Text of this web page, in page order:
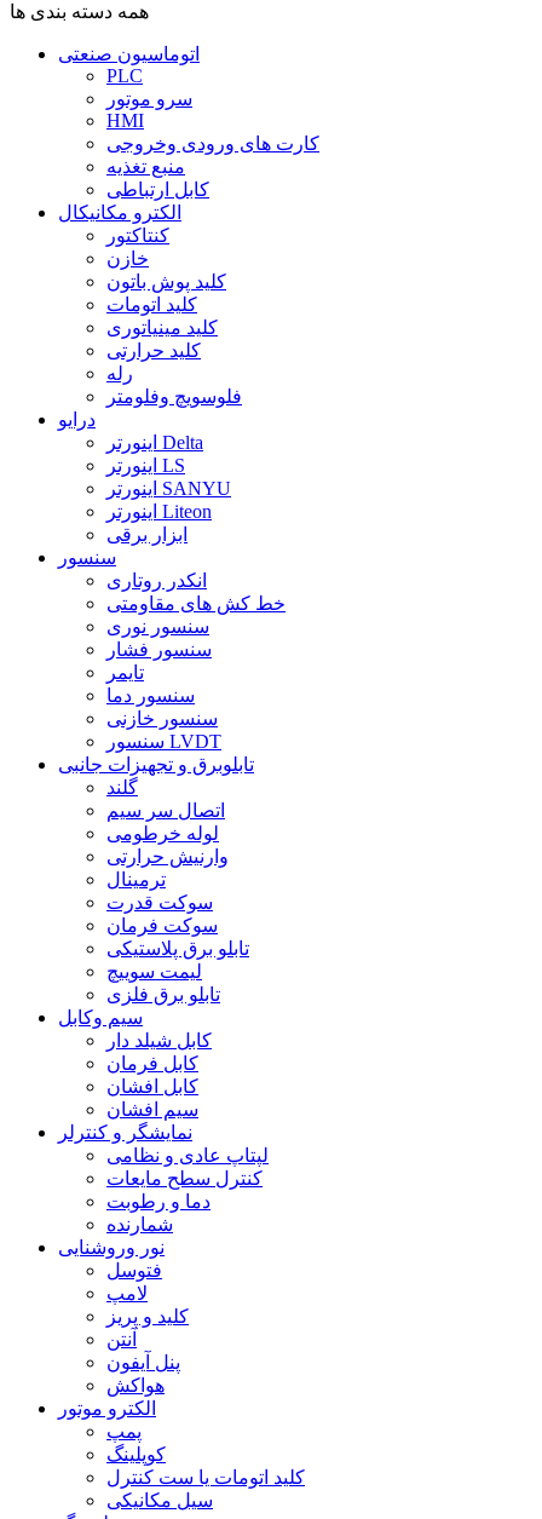
همه دسته بندی ها
اتوماسیون صنعتی
PLC
سرو موتور
HMI
کارت های ورودی وخروجی
منبع تغذیه
کابل ارتباطی
الکترو مکانیکال
کنتاکتور
خازن
کلید پوش باتون
کلید اتومات
کلید مینیاتوری
کلید حرارتی
رله
فلوسویچ وفلومتر
درایو
اینورتر Delta
اینورتر LS
اینورتر SANYU
اینورتر Liteon
ابزار برقی
سنسور
انکدر روتاری
خط کش های مقاومتی
سنسور نوری
سنسور فشار
تایمر
سنسور دما
سنسور خازنی
سنسور LVDT
تابلوبرق و تجهیزات جانبی
گلند
اتصال سر سیم
لوله خرطومی
وارنیش حرارتی
ترمینال
سوکت قدرت
سوکت فرمان
تابلو برق پلاستیکی
لیمت سوییچ
تابلو برق فلزی
سیم وکابل
کابل شیلد دار
کابل فرمان
کابل افشان
سیم افشان
نمایشگر و کنترلر
لپتاپ عادی و نظامی
کنترل سطح مایعات
دما و رطوبت
شمارنده
نور وروشنایی
فتوسل
لامپ
کلید و پریز
آنتن
پنل آیفون
هواکش
الکترو موتور
پمپ
کوپلینگ
کلید اتومات یا ست کنترل
سیل مکانیکی